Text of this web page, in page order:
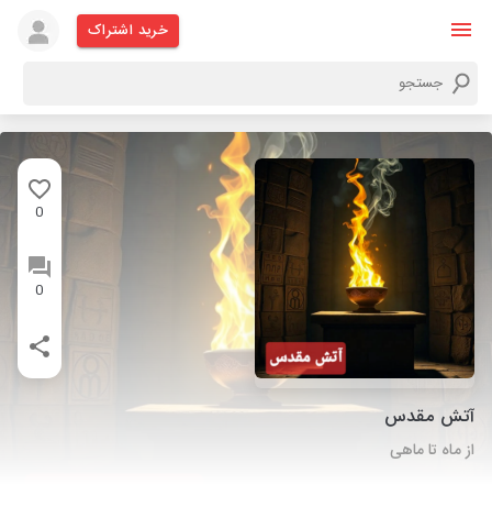
خرید اشتراک
0
0
آتش مقدس
از ماه تا ماهی